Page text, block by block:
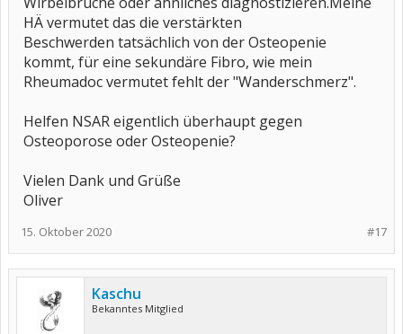
HÄ vermutet das die verstärkten
Beschwerden tatsächlich von der Osteopenie
kommt, für eine sekundäre Fibro, wie mein
Rheumadoc vermutet fehlt der "Wanderschmerz".
Helfen NSAR eigentlich überhaupt gegen
Osteoporose oder Osteopenie?
Vielen Dank und Grüße
Oliver
#17
15. Oktober 2020
Kaschu
Bekanntes Mitglied